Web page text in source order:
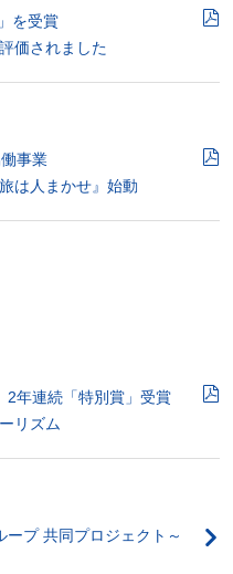
を受賞
価されました
事業
は人まかせ』始動
2年連続「特別賞」受賞
リズム
ープ 共同プロジェクト～